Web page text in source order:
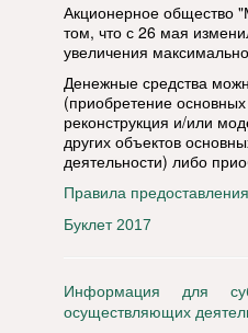
Акционерное общество
том, что с 26 мая
увеличения
Денежные средства
(приобретение
реконструкция и/или
других объектов
деятельности) либо
Правила
Буклет 2017
Информация для
осуществляющих